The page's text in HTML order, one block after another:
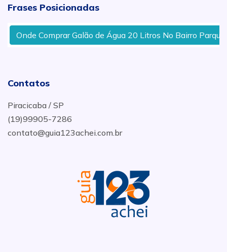
Frases Posicionadas
Onde Comprar Galão de Água 20 Litros No Bairro Parque
Contatos
Piracicaba / SP
(19)99905-7286
contato@guia123achei.com.br